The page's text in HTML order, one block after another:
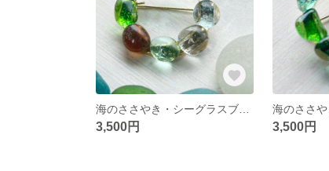
3,500円 3,500円